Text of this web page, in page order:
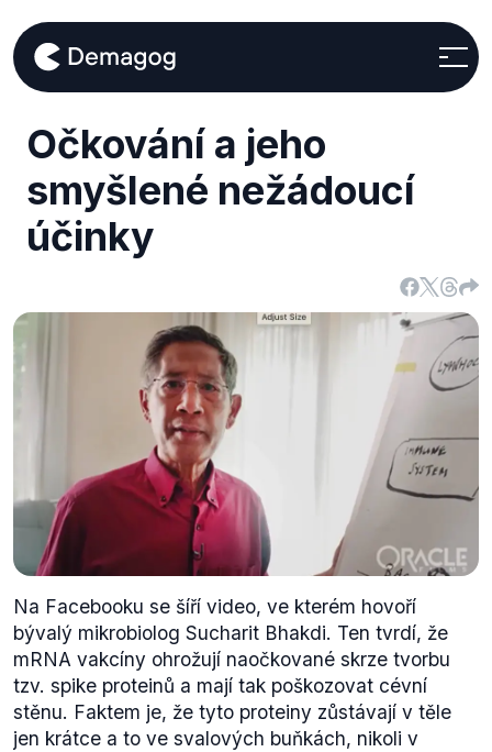
Očkování a jeho
smyšlené nežádoucí
účinky
Na Facebooku se šíří video, ve kterém hovoří
bývalý mikrobiolog Sucharit Bhakdi. Ten tvrdí, že
mRNA vakcíny ohrožují naočkované skrze tvorbu
tzv. spike proteinů a mají tak poškozovat cévní
stěnu. Faktem je, že tyto proteiny zůstávají v těle
jen krátce a to ve svalových buňkách, nikoli v